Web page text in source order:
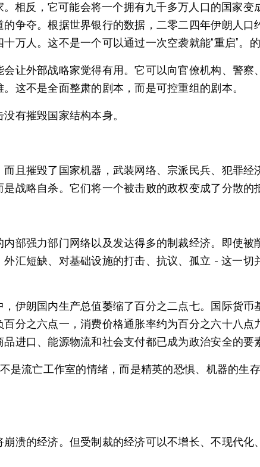
相反，它可能会将一个拥有九千多万人口的国家变
争夺。根据世界银行的数据，二零二四年伊朗人口
万人。这不是一个可以通过一次空袭就能“重启”。的
让外部战略家觉得有用。它可以向官僚机构、警察
这不是全面整肃的剧本，而是可控重组的剧本。
有摧毁国家结构本身。
且摧毁了国家机器，武装网络、宗派民兵、犯罪经
战略自杀。它们将一个被击败的政权变成了分散的
部强力部门网络以及发达得多的制裁经济。即使被
汇短缺、对基础设施的打击、抗议、孤立 - 这一切
伊朗国内生产总值萎缩了百分之二点七。国际货币
分之六点一，消费价格通胀率约为百分之六十八点
进口、能源物流和社会支付都已成为政治安全的要
是流亡工作室的情绪，而是精英的恐惧、机器的生
溃的经济。但受制裁的经济可以不增长、不现代化